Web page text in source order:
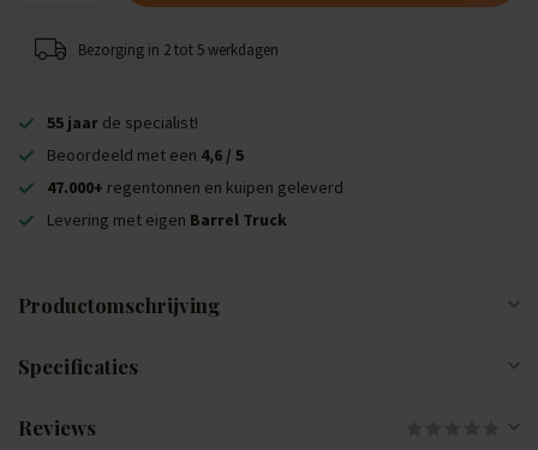
Bezorging in 2 tot 5 werkdagen
55 jaar de specialist!
Beoordeeld met een 4,6 / 5
47.000+ regentonnen en kuipen geleverd
Levering met eigen Barrel Truck
Productomschrijving
Specificaties
Reviews